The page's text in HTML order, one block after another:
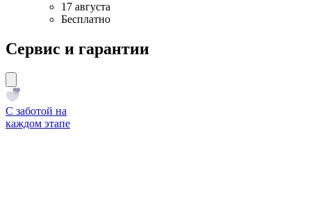
17 августа
Бесплатно
Сервис и гарантии
С заботой на
каждом этапе